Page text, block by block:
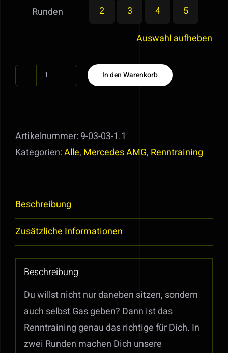
Runden 2 3 4
5
Auswahl aufheben
Rennstreckentraining
GT
S
In den Warenkorb
Artikelnummer: 9-03-03-1.1
Kategorien:Alle, Mercedes AMG, Renntraining
Beschreibung
Zusätzliche Informationen
Beschreibung
Du willst nicht nur daneben sitzen, sondern
auch selbst Gas geben? Dann ist das
Renntraining genau das richtige für Dich. In
zwei Runden machen Dich unsere